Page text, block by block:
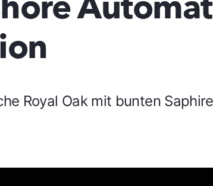
Royal Oak mit bunten